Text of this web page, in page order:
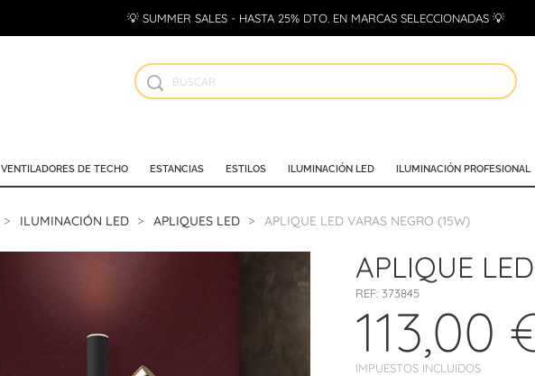
💡 SUMMER SALES - HASTA 25% DTO. EN MARCAS SELECCIONADAS 💡
VENTILADORES DE TECHO ESTANCIAS ESTILOS ILUMINACIÓN LED ILUMINACIÓN PROFESIONAL
ILUMINACIÓN LED APLIQUES LED APLIQUE LED VARAS NEGRO (15W)
APLIQUE
REF: 373845
113,00
IMPUESTOS INCLUIDOS